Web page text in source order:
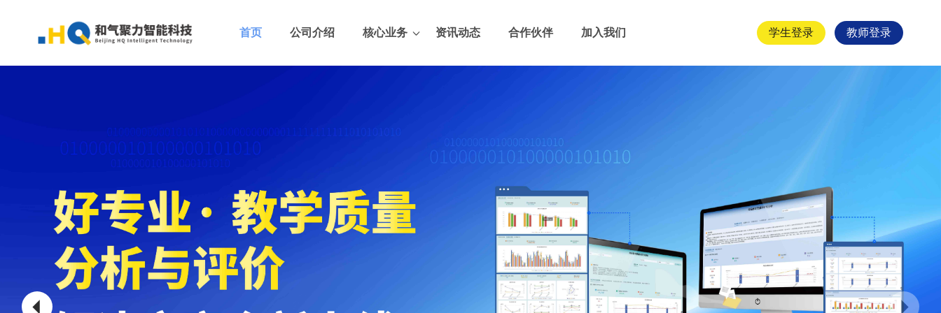
首页 公司介绍 核心业务 资讯动态 合作伙伴 加入我们 学生登录 教师登录